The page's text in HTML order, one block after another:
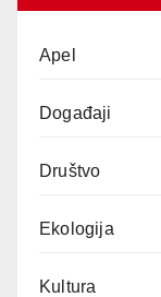
Apel
Događaji
Društvo
Ekologija
Kultura